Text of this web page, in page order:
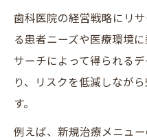
歯科医院の経営戦略にリ
る患者ニーズや医療環境
サーチによって得られる
り、リスクを低減しなが
す。
例えば、新規治療メニュ